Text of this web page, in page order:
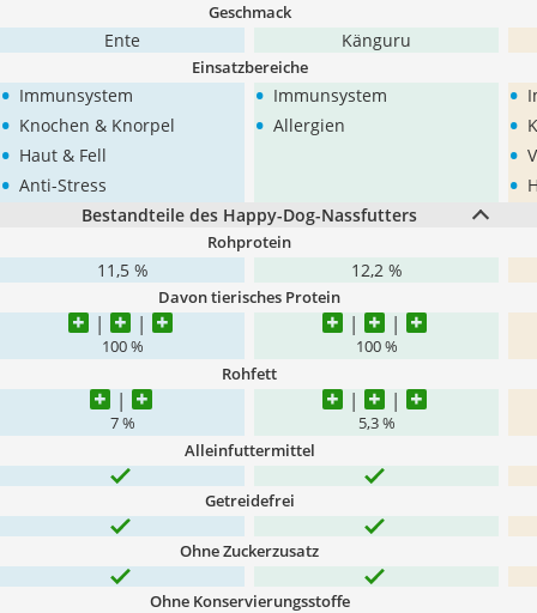
Geschmack
Ente Känguru
Einsatzbereiche
• Immunsystem
• Knochen & Knorpel
• Haut & Fell
• Anti-Stress
• Immunsystem
• Allergien
•
•
•
•
Bestandteile des Happy-Dog-Nassfutters
Rohprotein
11,5 % 12,2 %
Davon tierisches Protein
100 % 100 %
Rohfett
7 % 5,3 %
Alleinfuttermittel
Getreidefrei
Ohne Zuckerzusatz
Ohne Konservierungsstoffe